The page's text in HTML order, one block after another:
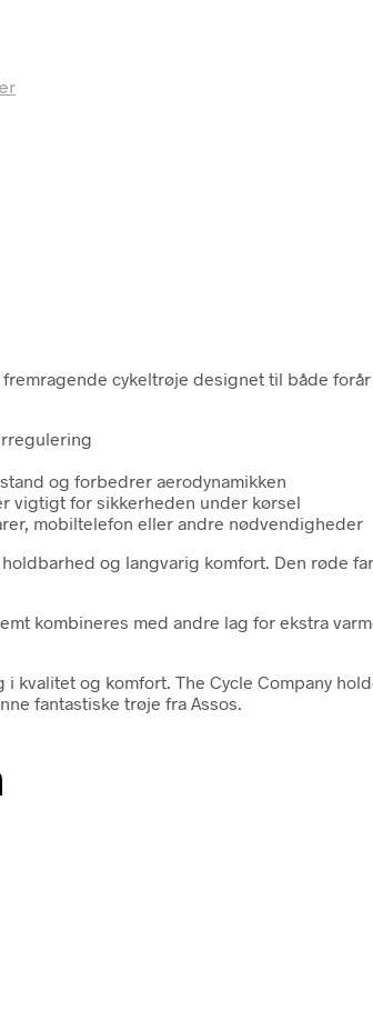
fremragende cykeltrøje designet til både
og forbedrer aerodynamikken
vigtigt for sikkerheden under kørsel
mobiltelefon eller andre nødvendigheder
og langvarig komfort. Den
kombineres med andre lag for ekstra
kvalitet og komfort. The Cycle Company
fantastiske trøje fra Assos.